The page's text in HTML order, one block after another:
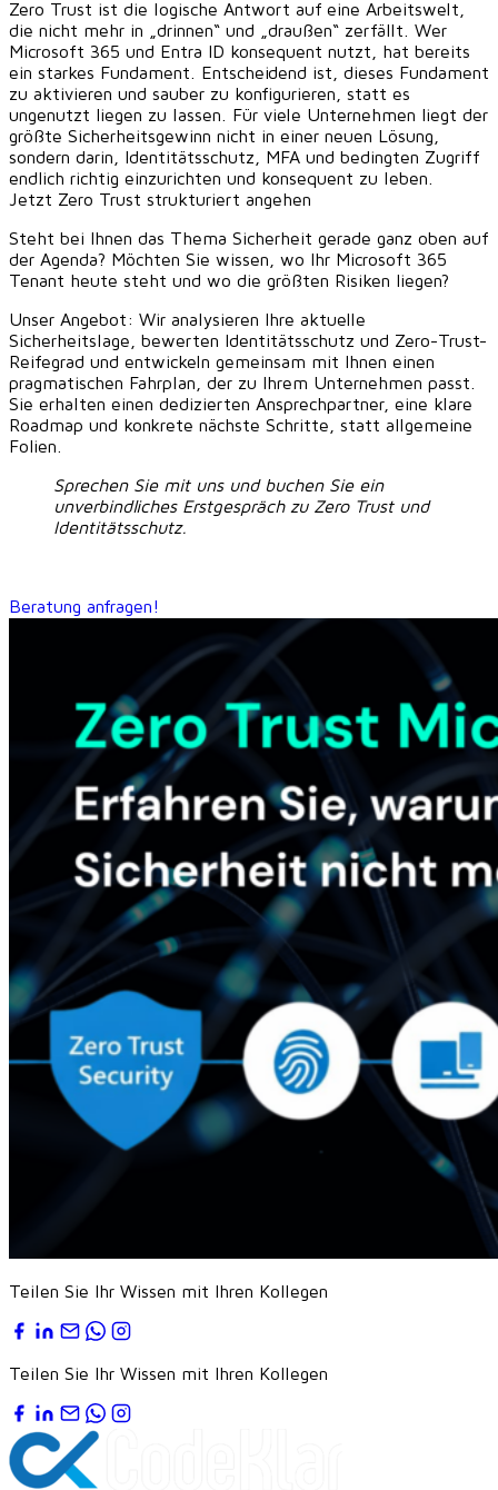
Zero Trust ist die logische Antwort auf eine Arbeitswelt,
die nicht mehr in „drinnen“ und „draußen“ zerfällt. Wer
Microsoft 365 und Entra ID konsequent nutzt, hat bereits
ein starkes Fundament. Entscheidend ist, dieses Fundament
zu aktivieren und sauber zu konfigurieren, statt es
ungenutzt liegen zu lassen. Für viele Unternehmen liegt der
größte Sicherheitsgewinn nicht in einer neuen Lösung,
sondern darin, Identitätsschutz, MFA und bedingten Zugriff
endlich richtig einzurichten und konsequent zu leben.
Jetzt Zero Trust strukturiert angehen
Steht bei Ihnen das Thema Sicherheit gerade ganz oben auf
der Agenda? Möchten Sie wissen, wo Ihr Microsoft 365
Tenant heute steht und wo die größten Risiken liegen?
Unser Angebot: Wir analysieren Ihre aktuelle
Sicherheitslage, bewerten Identitätsschutz und Zero-Trust-
Reifegrad und entwickeln gemeinsam mit Ihnen einen
pragmatischen Fahrplan, der zu Ihrem Unternehmen passt.
Sie erhalten einen dedizierten Ansprechpartner, eine klare
Roadmap und konkrete nächste Schritte, statt allgemeine
Folien.
Sprechen Sie mit uns und buchen Sie ein
unverbindliches Erstgespräch zu Zero Trust und
Identitätsschutz.
Beratung anfragen!
Teilen Sie Ihr Wissen mit Ihren Kollegen
Teilen Sie Ihr Wissen mit Ihren Kollegen